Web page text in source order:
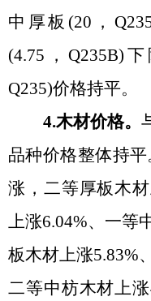
中厚板(20，
(4.75，Q235B)
Q235)价格持平。
4.木材价格。
品种价格整体持平
涨，二等厚板木
上涨6.04%、一等
板木材上涨5.83%
二等中枋木材上